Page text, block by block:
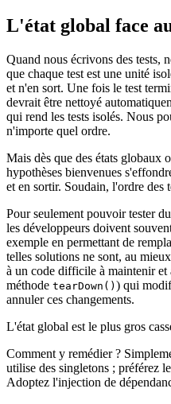
L'état global face
Quand nous écrivons des tests,
que chaque test est une unité
et n'en sort. Une fois le test
devrait être nettoyé
qui rend les tests isolés. Nous
n'importe quel ordre.
Mais dès que des états globaux
hypothèses bienvenues
et en sortir. Soudain, l'ordre des
Pour seulement pouvoir tester
les développeurs doivent
exemple en permettant de
telles solutions ne sont, au
à un code difficile à maintenir et
méthode tearDown() ) qui
annuler ces changements.
L'état global est le plus gros
Comment y remédier ?
utilise des singletons ; préférez
Adoptez l'injection de